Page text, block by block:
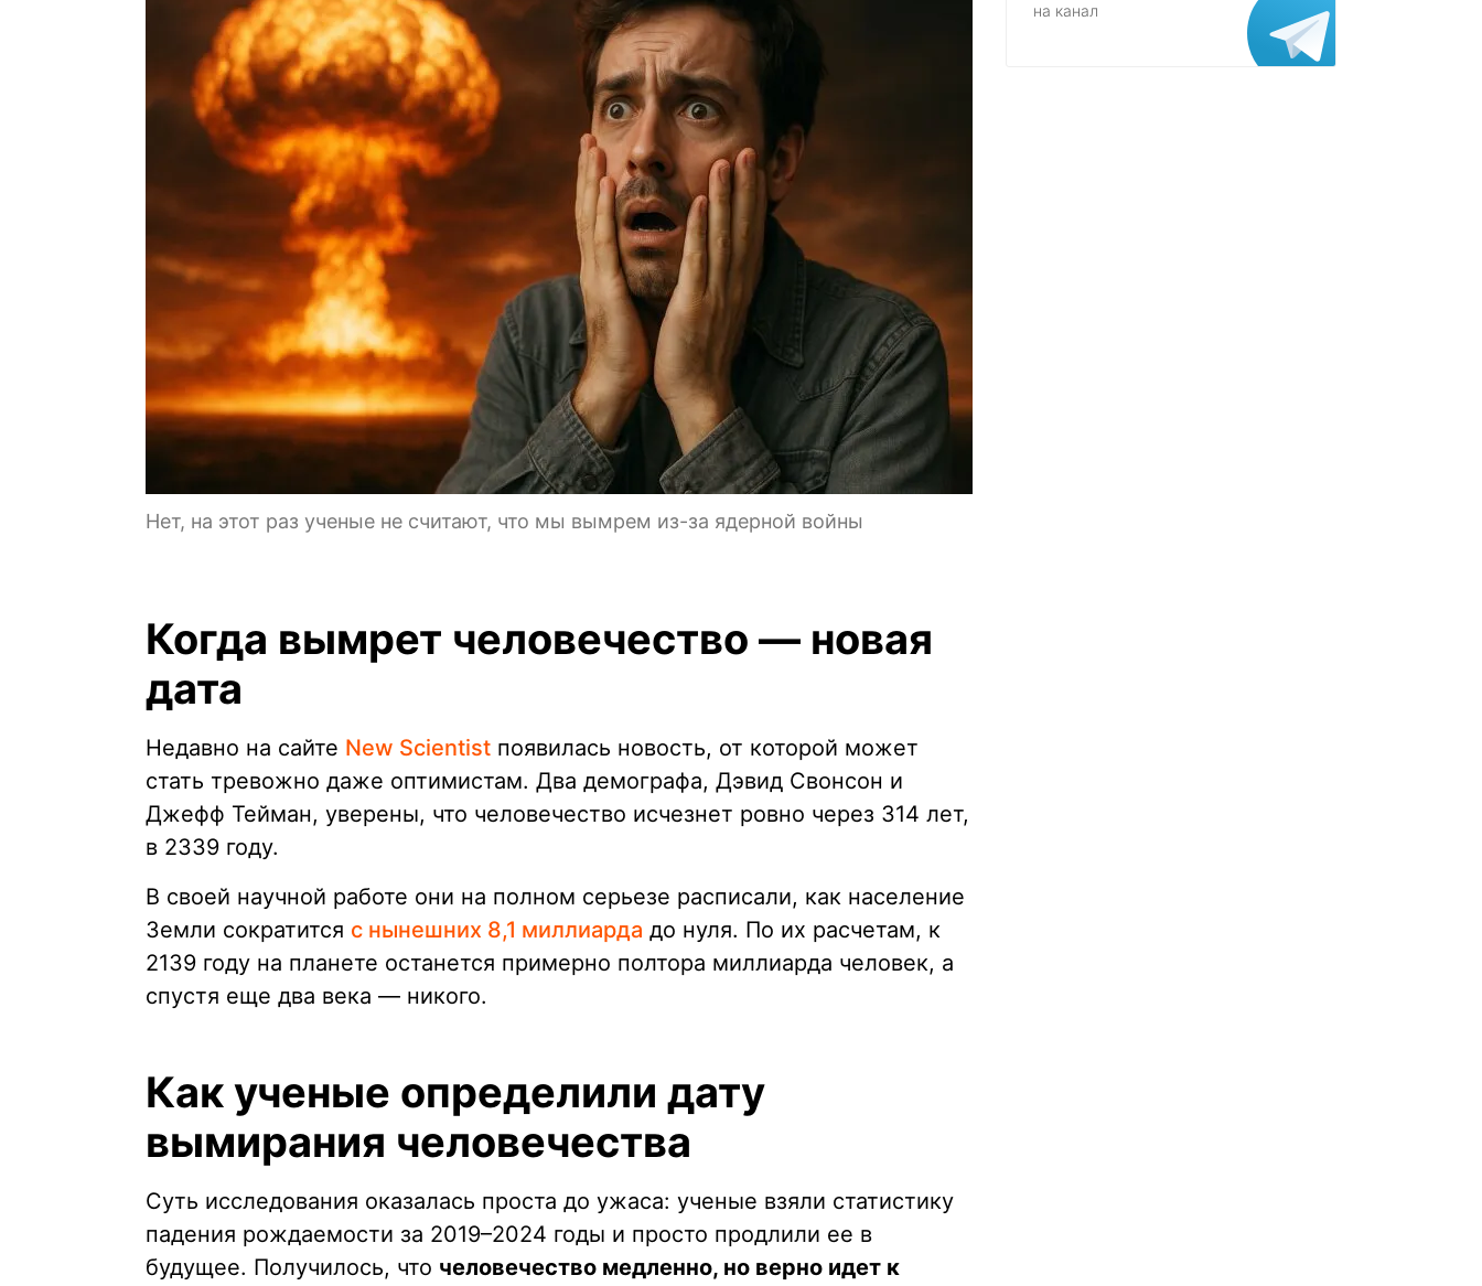
Нет, на этот раз ученые не считают, что мы вымрем из-за ядерной войны
Когда вымрет человечество — новая
дата
Недавно на сайте New Scientist появилась новость, от которой может
стать тревожно даже оптимистам. Два демографа, Дэвид Свонсон и
Джефф Тейман, уверены, что человечество исчезнет ровно через 314 лет,
в 2339 году.
В своей научной работе они на полном серьезе расписали, как население
Земли сократится с нынешних 8,1 миллиарда до нуля. По их расчетам, к
2139 году на планете останется примерно полтора миллиарда человек, а
спустя еще два века — никого.
Как ученые определили дату
вымирания человечества
Суть исследования оказалась проста до ужаса: ученые взяли статистику
падения рождаемости за 2019–2024 годы и просто продлили ее в
будущее. Получилось, что человечество медленно, но верно идет к
на канал